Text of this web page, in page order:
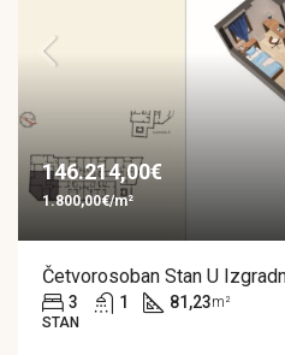
146.214,00€
1.800,00€/m²
Četvorosoban Stan U
3 1 81,23m²
STAN